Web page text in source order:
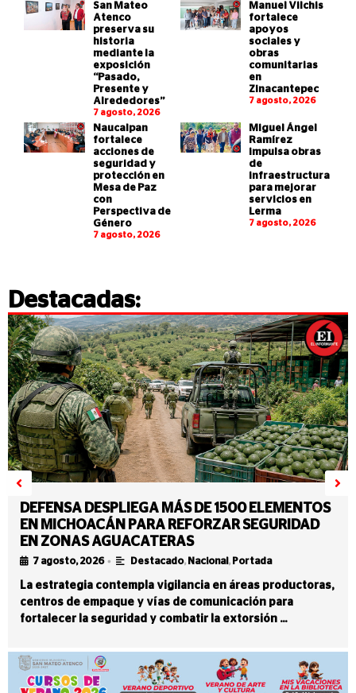
San Mateo
Atenco
preserva su
historia
mediante la
exposición
“Pasado,
Presente y
Alrededores”
7 agosto, 2026
Manuel Vilchis
fortalece
apoyos
sociales y
obras
comunitarias
en
Zinacantepec
7 agosto, 2026
Naucalpan
fortalece
acciones de
seguridad y
protección en
Mesa de Paz
con
Perspectiva de
Género
7 agosto, 2026
Miguel Ángel
Ramírez
impulsa obras
de
infraestructura
para mejorar
servicios en
Lerma
7 agosto, 2026
Destacadas:
DEFENSA DESPLIEGA MÁS DE 1500 ELEMENTOS
EN MICHOACÁN PARA REFORZAR SEGURIDAD
EN ZONAS AGUACATERAS
7 agosto, 2026 • Destacado, Nacional , Portada
La estrategia contempla vigilancia en áreas productoras,
centros de empaque y vías de comunicación para
fortalecer la seguridad y combatir la extorsión …